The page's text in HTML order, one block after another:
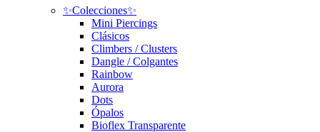
✨Colecciones✨
Mini Piercings
Clásicos
Climbers / Clusters
Dangle / Colgantes
Rainbow
Aurora
Dots
Ópalos
Bioflex Transparente